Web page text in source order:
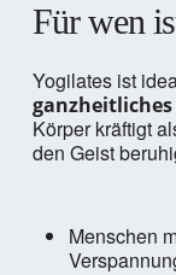
Für wen
Yogilates ist
Körper kräftigt
den Geist
Menschen